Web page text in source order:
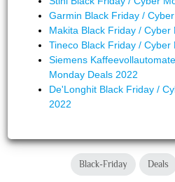
Garmin Black Friday /
Makita Black Friday / Cyber
Tineco Black Friday / Cyber
Siemens
Monday Deals 2022
De'Longhit Black Friday /
2022
Black-Friday Deals